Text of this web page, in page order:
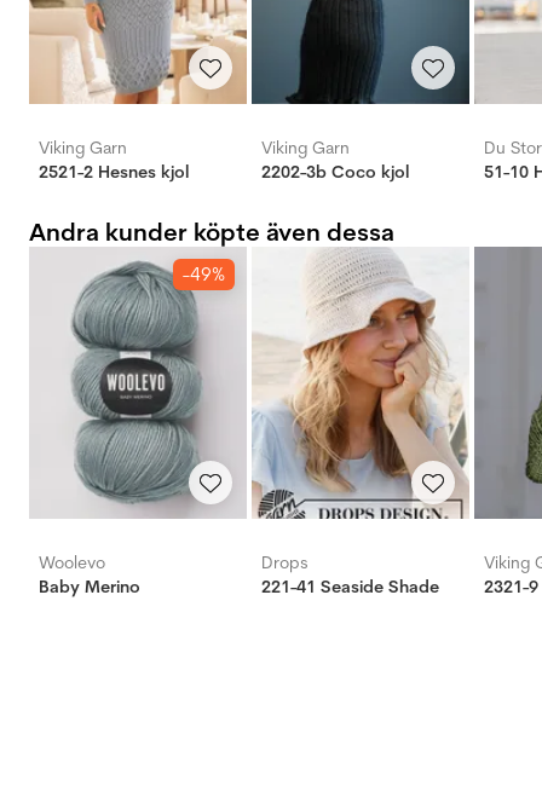
Viking Garn
2521-2 Hesnes kjol
Viking Garn
2202-3b Coco kjol
Du
Andra kunder köpte även dessa
-49%
Woolevo
Baby Merino ‎
Drops
221-41 Seaside Shade
Viking